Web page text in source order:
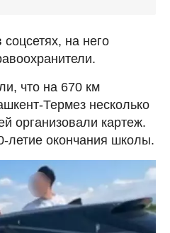
на него
что на 670 км
Термез несколько
организовали картеж.
летие окончания школы.